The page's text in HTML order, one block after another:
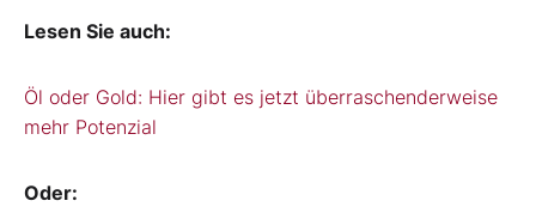
Lesen Sie auch:
Öl oder Gold: Hier gibt es jetzt überraschenderweise
mehr Potenzial
Oder: